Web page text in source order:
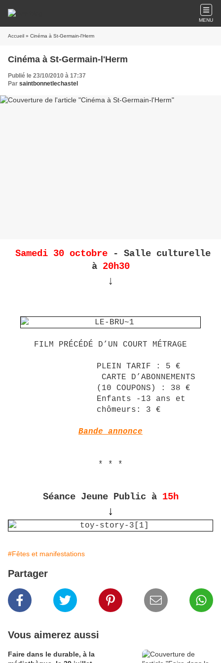
MENU
Accueil » Cinéma à St-Germain-l'Herm
Cinéma à St-Germain-l'Herm
Publié le 23/10/2010 à 17:37
Par saintbonnetlechastel
Samedi 30 octobre - Salle culturelle
à 20h30
↓
FILM PRÉCÉDÉ D’UN COURT MÉTRAGE
PLEIN TARIF : 5 €
CARTE D’ABONNEMENTS
(10 COUPONS) : 38 €
Enfants -13 ans et
chômeurs: 3 €
Bande annonce
* * *
Séance Jeune Public à 15h
↓
#Fêtes et manifestations
Partager
Vous aimerez aussi
Faire dans le durable, à la